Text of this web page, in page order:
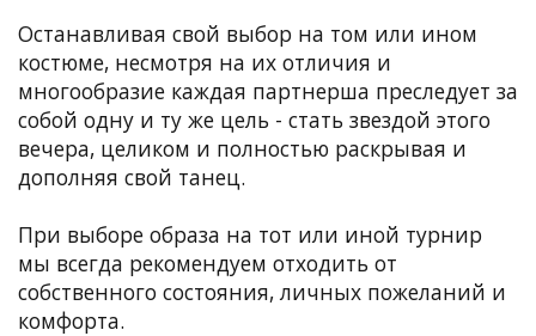
Останавливая свой выбор на том или ином
костюме, несмотря на их отличия и
многообразие каждая партнерша преследует за
собой одну и ту же цель - стать звездой этого
вечера, целиком и полностью раскрывая и
дополняя свой танец.
При выборе образа на тот или иной турнир
мы всегда рекомендуем отходить от
собственного состояния, личных пожеланий и
комфорта.